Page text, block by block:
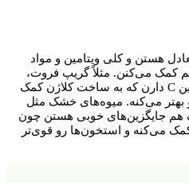
هستن و کلی ویتامین و مواد
کمک می‌کنن. مثلاً گریپ فروت،
لیمو، پرتقال، پاپایا و آناناس ویتامین C دارن که به ساخت کلاژن کمک
می‌کنه. میوه‌های خشک مثل
هم جایگزین‌های خوبی هستن چون
می‌کنه و استخون‌ها رو قوی‌تر